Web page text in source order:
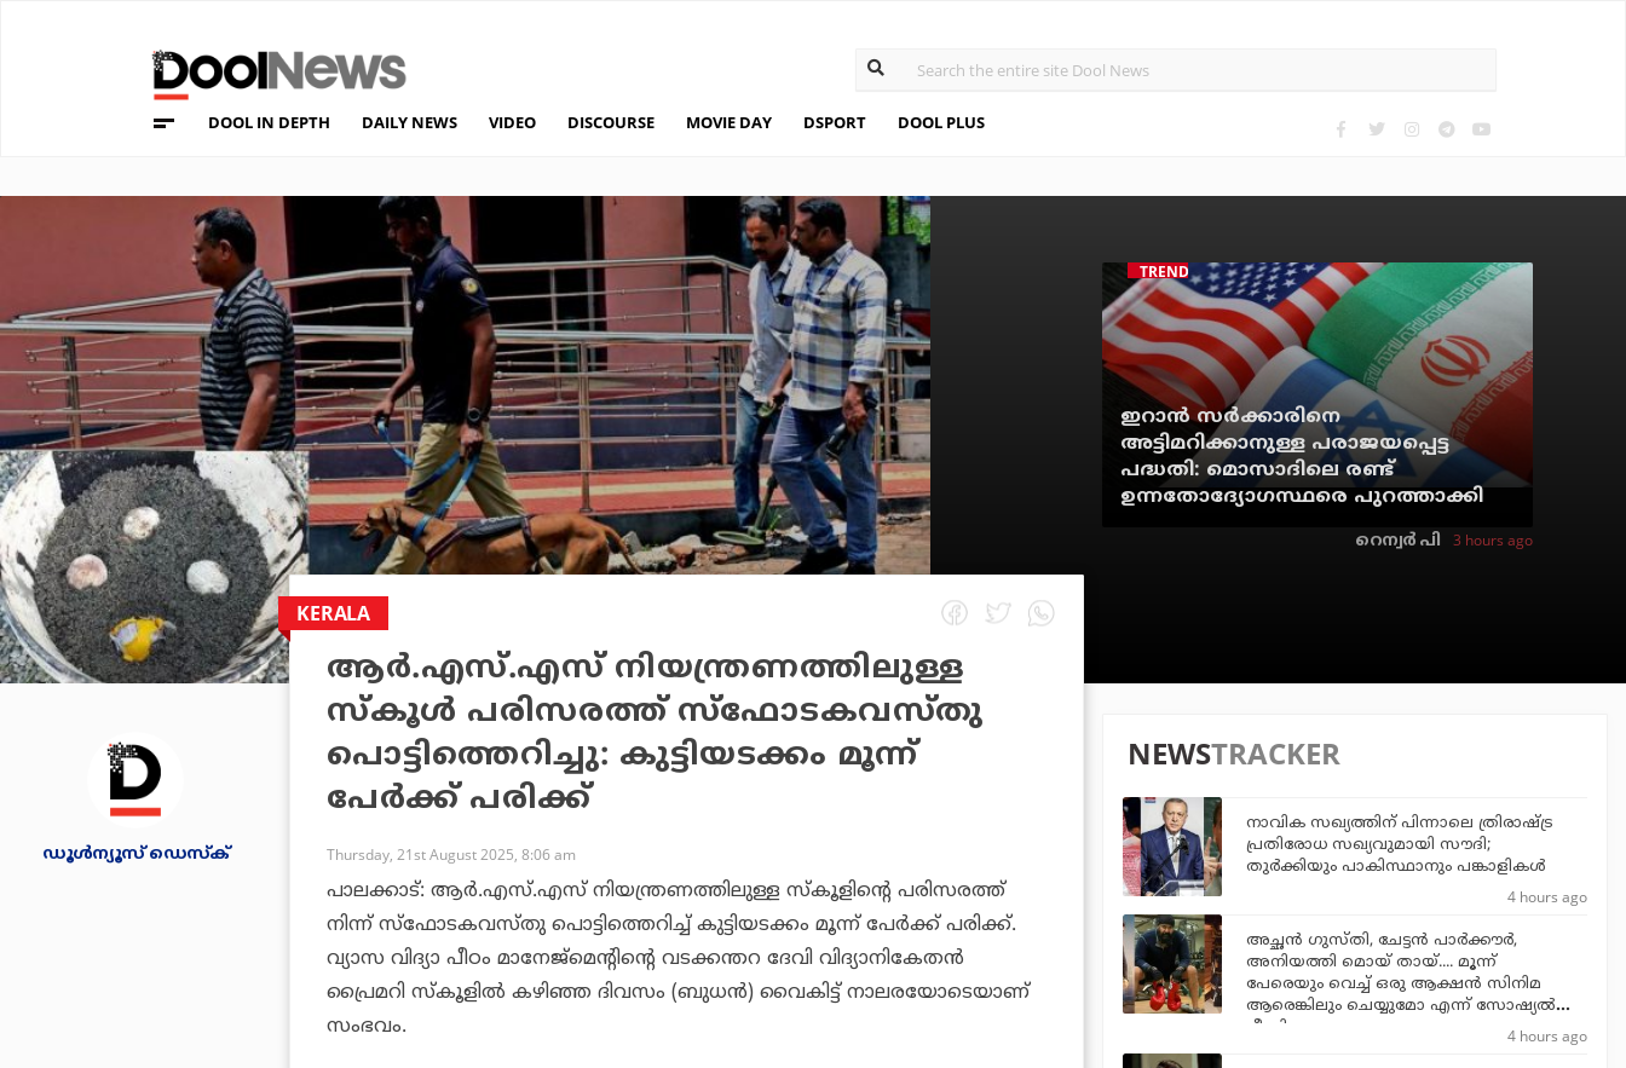
DOOL IN DEPTH DAILY NEWS VIDEO DISCOURSE MOVIE DAY DSPORT DOOL PLUS
TRENDING
ഇറാന്‍ സര്‍ക്കാരിനെ
അട്ടിമറിക്കാനുള്ള പരാജയപ്പെട്ട
പദ്ധതി: മൊസാദിലെ രണ്ട്
ഉന്നതോദ്യോഗസ്ഥരെ പുറത്താക്കി
റെന്വര്‍ പി 3 hours ago
ഡൂള്‍ന്യൂസ് ഡെസ്‌ക്
KERALA
ആര്‍.എസ്.എസ് നിയന്ത്രണത്തിലുള്ള
സ്‌കൂള്‍ പരിസരത്ത് സ്‌ഫോടകവസ്തു
പൊട്ടിത്തെറിച്ചു: കുട്ടിയടക്കം മൂന്ന്
പേര്‍ക്ക് പരിക്ക്
Thursday, 21st August 2025, 8:06 am
പാലക്കാട്: ആര്‍.എസ്.എസ് നിയന്ത്രണത്തിലുള്ള സ്‌കൂളിന്റെ പരിസരത്ത്
നിന്ന് സ്‌ഫോടകവസ്തു പൊട്ടിത്തെറിച്ച് കുട്ടിയടക്കം മൂന്ന് പേര്‍ക്ക് പരിക്ക്.
വ്യാസ വിദ്യാ പീഠം മാനേജ്‌മെന്റിന്റെ വടക്കന്തറ ദേവി വിദ്യാനികേതന്‍
പ്രൈമറി സ്‌കൂളില്‍ കഴിഞ്ഞ ദിവസം (ബുധന്‍) വൈകിട്ട് നാലരയോടെയാണ്
സംഭവം.
NEWSTRACKER
നാവിക സഖ്യത്തിന് പിന്നാലെ ത്രിരാഷ്ട്ര
പ്രതിരോധ സഖ്യവുമായി സൗദി;
തുര്‍ക്കിയും പാകിസ്ഥാനും പങ്കാളികള്‍
4 hours ago
അച്ഛന്‍ ഗുസ്തി, ചേട്ടന്‍ പാര്‍ക്കൗര്‍,
അനിയത്തി മൊയ് തായ്.... മൂന്ന്
പേരെയും വെച്ച് ഒരു ആക്ഷന്‍ സിനിമ
ആരെങ്കിലും ചെയ്യുമോ എന്ന് സോഷ്യല്‍
മീഡിയ
4 hours ago